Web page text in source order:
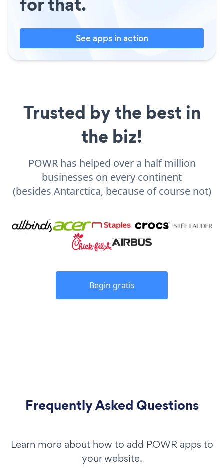
See apps in action
Trusted by the best in
the biz!
POWR has helped over a half million
businesses on every continent
(besides Antarctica, because of course not)
Begin gratis
Frequently Asked Questions
Learn more about how to add POWR apps to
your website.